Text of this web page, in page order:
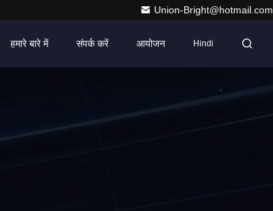
Union-Bright@hotmail.com
हमारे बारे में संपर्क करें आयोजन Hindi